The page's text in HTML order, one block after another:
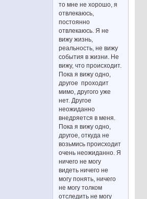
то мне не хорошо, я
отвлекаюсь,
постоянно
отвлекаюсь. Я не
вижу жизнь,
реальность, не вижу
события в жизни. Не
вижу, что происходит.
Пока я вижу одно,
другое проходит
мимо, другого уже
нет. Другое
неожиданно
внедряется в меня.
Пока я вижу одно,
другое, откуда не
возьмись происходит
очень неожиданно. Я
ничего не могу
видеть ничего не
могу понять, ничего
не могу толком
отследить не могу